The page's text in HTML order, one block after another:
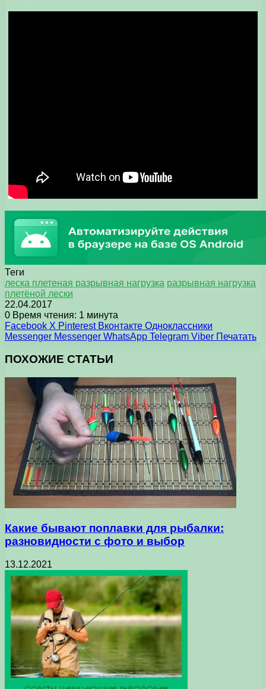
Теги
леска плетеная разрывная нагрузка разрывная нагрузка
плетёной лески
22.04.2017
0 Время чтения: 1 минута
Facebook X Pinterest Вконтакте Одноклассники
Messenger Messenger WhatsApp Telegram Viber Печатать
ПОХОЖИЕ СТАТЬИ
Какие бывают поплавки для рыбалки:
разновидности с фото и выбор
13.12.2021